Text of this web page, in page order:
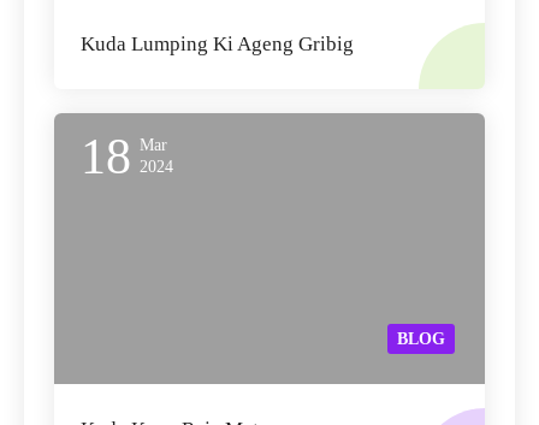
Kuda Lumping Ki Ageng Gribig
18 Mar
2024
BLOG